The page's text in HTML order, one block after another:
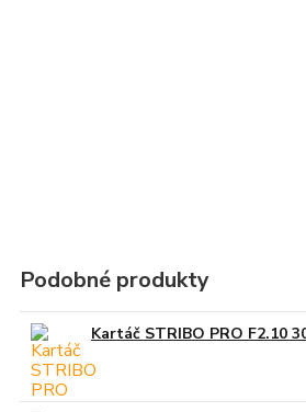
Podobné produkty
Kartáč STRIBO PRO F2.10